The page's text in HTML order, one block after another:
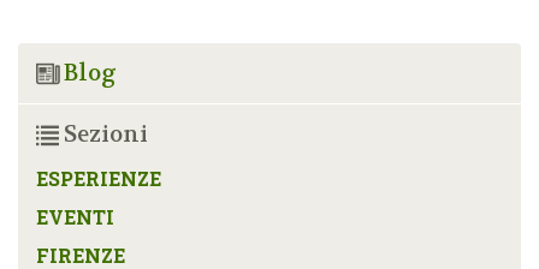
Blog
Sezioni
ESPERIENZE
EVENTI
FIRENZE